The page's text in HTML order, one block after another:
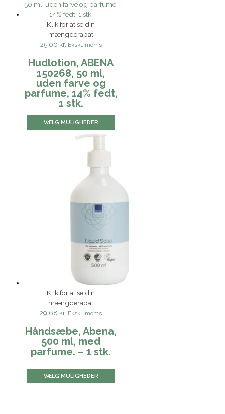
Klik for at se din
mængderabat
25,00 kr. Ekskl. moms
Hudlotion, ABENA
150268, 50 ml,
uden farve og
parfume, 14% fedt,
1 stk.
VÆLG MULIGHEDER
Klik for at se din
mængderabat
29,68 kr. Ekskl. moms
Håndsæbe, Abena,
500 ml, med
parfume. – 1 stk.
VÆLG MULIGHEDER